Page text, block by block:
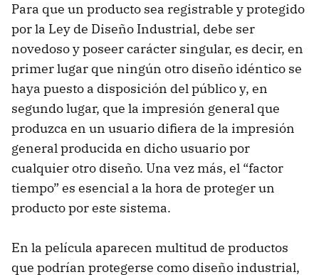
Para que un producto sea registrable y protegido
por la Ley de Diseño Industrial, debe ser
novedoso y poseer carácter singular, es decir, en
primer lugar que ningún otro diseño idéntico se
haya puesto a disposición del público y, en
segundo lugar, que la impresión general que
produzca en un usuario difiera de la impresión
general producida en dicho usuario por
cualquier otro diseño. Una vez más, el “factor
tiempo” es esencial a la hora de proteger un
producto por este sistema.
En la película aparecen multitud de productos
que podrían protegerse como diseño industrial,